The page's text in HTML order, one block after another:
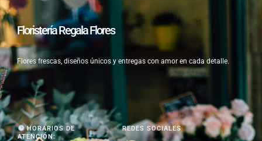
REDES SOCIALES
HORARIOS DE
ATENCIÓN:
Floristería Regala Flores
Flores frescas, diseños únicos y entregas con amor en cada detalle.